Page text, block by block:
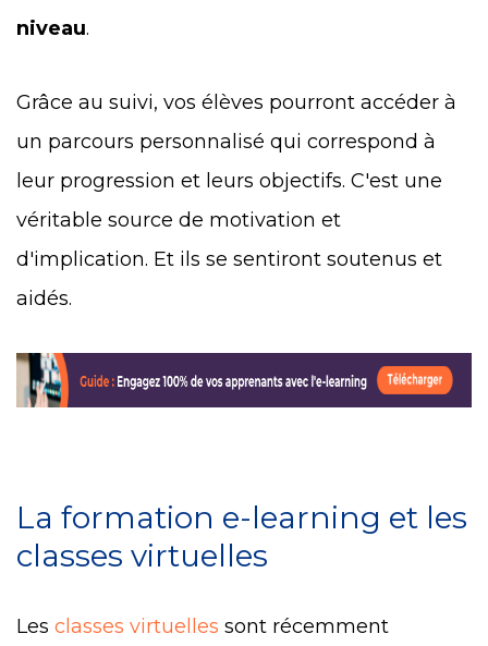
niveau.
Grâce au suivi, vos élèves pourront accéder à
un parcours personnalisé qui correspond à
leur progression et leurs objectifs. C'est une
véritable source de motivation et
d'implication. Et ils se sentiront soutenus et
aidés.
La formation e-learning et les
classes virtuelles
Les classes virtuelles sont récemment